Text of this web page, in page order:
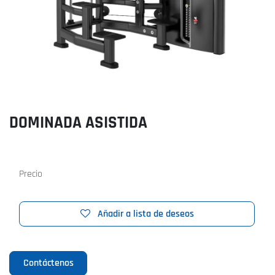
DOMINADA ASISTIDA
Añadir a lista de deseos
Precio
Contáctenos